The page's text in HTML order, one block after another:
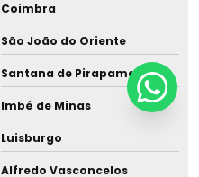
Coimbra
São João do Oriente
Santana de Pirapama
Imbé de Minas
Luisburgo
Alfredo Vasconcelos